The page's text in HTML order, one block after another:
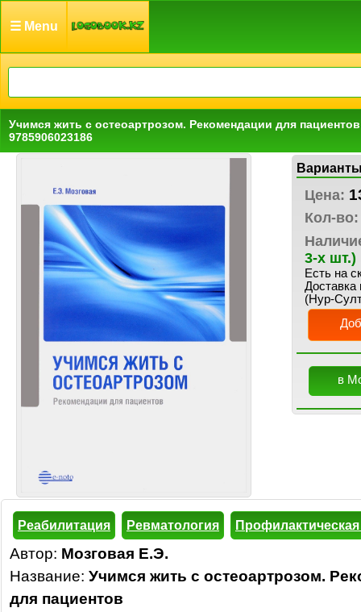
☰ Menu
Учимся жить с остеоартрозом. Рекомендации для
9785906023186
Цена:
Кол-во:
3-х шт.)
Есть на
Доставка
(Нур-
в
Реабилитация Ревматология
Автор: Мозговая E.Э.
Название: Учимся жить с остеоартрозом.
для пациентов